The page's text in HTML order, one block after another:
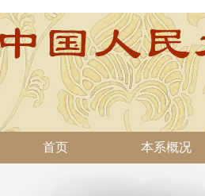
首页 本系概况